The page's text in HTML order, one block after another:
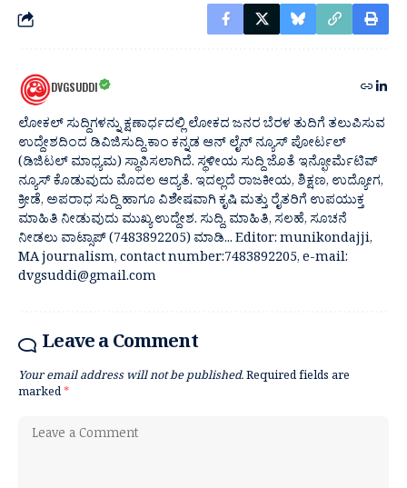
DVGSUDDI
ಲೋಕಲ್ ಸುದ್ದಿಗಳನ್ನು ಕ್ಷಣಾರ್ಧದಲ್ಲಿ ಲೋಕದ ಜನರ ಬೆರಳ ತುದಿಗೆ ತಲುಪಿಸುವ
ಉದ್ದೇಶದಿಂದ ಡಿವಿಜಿಸುದ್ದಿ.ಕಾಂ ಕನ್ನಡ ಆನ್ ಲೈನ್ ನ್ಯೂಸ್ ಪೋರ್ಟಲ್
(ಡಿಜಿಟಲ್ ಮಾಧ್ಯಮ) ಸ್ಥಾಪಿಸಲಾಗಿದೆ. ಸ್ಥಳೀಯ ಸುದ್ದಿ ಜೊತೆ ಇನ್ಫೋರ್ಮೆಟಿವ್
ನ್ಯೂಸ್ ಕೊಡುವುದು ಮೊದಲ ಆದ್ಯತೆ. ಇದಲ್ಲದೆ ರಾಜಕೀಯ, ಶಿಕ್ಷಣ, ಉದ್ಯೋಗ,
ಕ್ರೀಡೆ, ಅಪರಾಧ ಸುದ್ದಿ ಹಾಗೂ ವಿಶೇಷವಾಗಿ ಕೃಷಿ ಮತ್ತು ರೈತರಿಗೆ ಉಪಯುಕ್ತ
ಮಾಹಿತಿ ನೀಡುವುದು ಮುಖ್ಯ ಉದ್ದೇಶ. ಸುದ್ದಿ, ಮಾಹಿತಿ, ಸಲಹೆ, ಸೂಚನೆ
ನೀಡಲು ವಾಟ್ಸಾಪ್ (7483892205) ಮಾಡಿ... Editor: munikondajji,
MA journalism, contact number:7483892205, e-mail:
dvgsuddi@gmail.com
Leave a Comment
Your email address will not be published.Required fields are
marked*